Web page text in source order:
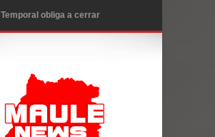
Temporal obliga a cerrar
Chancho en Talca tras caída de
ramas cerca de carpas
Miles llegan a la Plaza de Armas de